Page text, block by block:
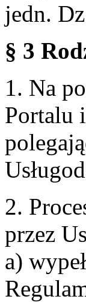
jedn.
§ 3
1. Na
Portalu
2.
przez
a)